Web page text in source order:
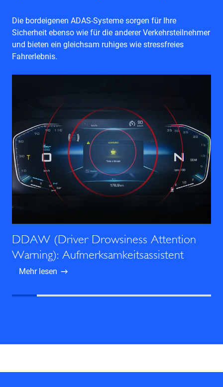
Die bordeigenen ADAS-Systeme sorgen für Ihre
Sicherheit ebenso wie für die anderer Verkehrsteilnehmer
und bieten ein gleichsam ruhiges wie stressfreies
Fahrerlebnis.
DDAW (Driver Drowsiness Attention
Warning): Aufmerksamkeitsassistent
Mehr lesen